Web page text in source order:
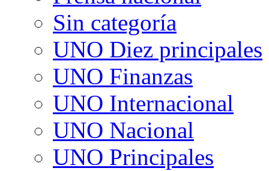
Sin categoría
UNO Diez principales
UNO Finanzas
UNO Internacional
UNO Nacional
UNO Principales